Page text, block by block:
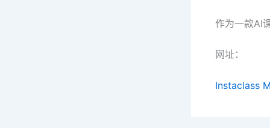
作为一款AI
网址：
Instaclass